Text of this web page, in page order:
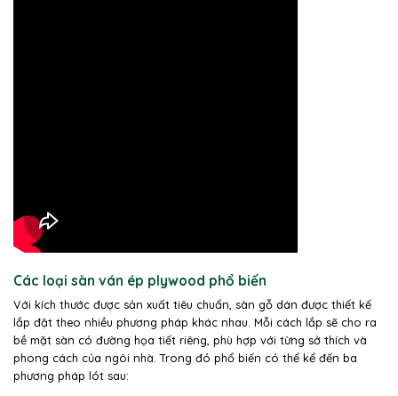
Các loại sàn ván ép plywood phổ biến
Với kích thước được sản xuất tiêu chuẩn, sàn gỗ dán được thiết kế
lắp đặt theo nhiều phương pháp khác nhau. Mỗi cách lắp sẽ cho ra
bề mặt sàn có đường họa tiết riêng, phù hợp với từng sở thích và
phong cách của ngôi nhà. Trong đó phổ biến có thể kể đến ba
phương pháp lót sau: